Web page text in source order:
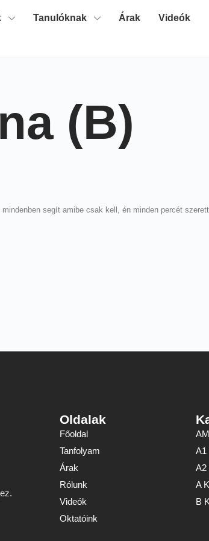
Tanulóknak Árak Videók
(B)
segít amibe csak kell, én minden percét
Oldalak
Főoldal
Tanfolyam
Árak
Rólunk
Videók
Oktatóink
A1
A2
A
B